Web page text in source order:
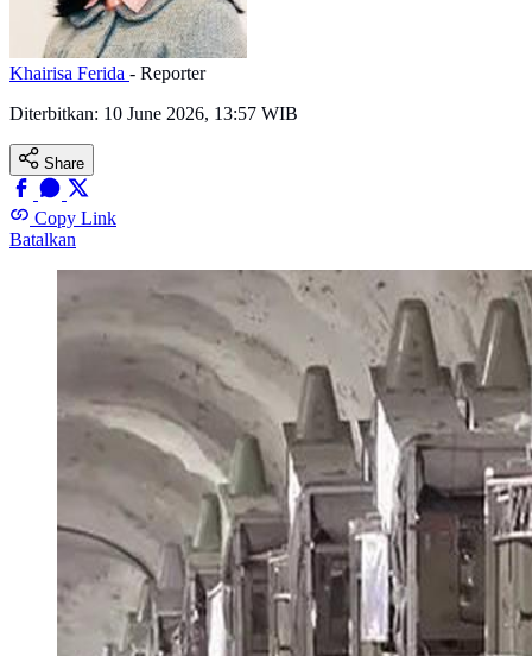
Khairisa Ferida - Reporter
Diterbitkan: 10 June 2026, 13:57 WIB
Share
Copy Link
Batalkan